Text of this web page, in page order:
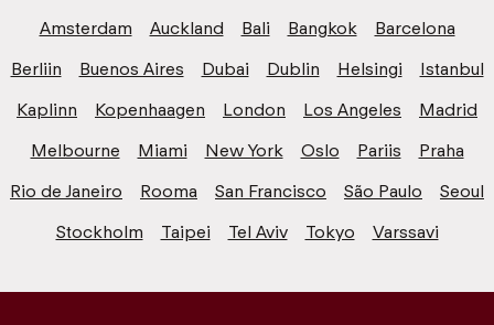
Amsterdam Auckland Bali Bangkok
Barcelona
Berliin
Buenos Aires Dubai Dublin Helsingi
Istanbul
Kaplinn
Kopenhaagen London Los Angeles
Madrid
Melbourne
Miami New York Oslo Pariis
Praha
Rio de Janeiro
Rooma San Francisco São Paulo
Seoul
Stockholm
Taipei Tel Aviv Tokyo Varssavi